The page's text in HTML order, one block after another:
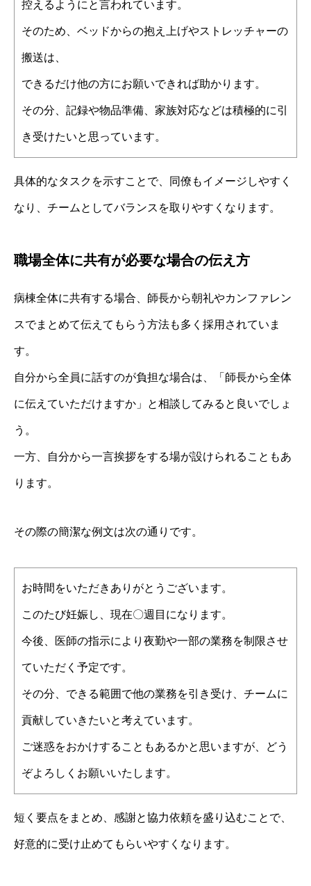
控えるようにと言われています。
そのため、ベッドからの抱え上げやストレッチャーの
搬送は、
できるだけ他の方にお願いできれば助かります。
その分、記録や物品準備、家族対応などは積極的に引
き受けたいと思っています。
具体的なタスクを示すことで、同僚もイメージしやすく
なり、チームとしてバランスを取りやすくなります。
職場全体に共有が必要な場合の伝え方
病棟全体に共有する場合、師長から朝礼やカンファレン
スでまとめて伝えてもらう方法も多く採用されていま
す。
自分から全員に話すのが負担な場合は、「師長から全体
に伝えていただけますか」と相談してみると良いでしょ
う。
一方、自分から一言挨拶をする場が設けられることもあ
ります。
その際の簡潔な例文は次の通りです。
お時間をいただきありがとうございます。
このたび妊娠し、現在〇週目になります。
今後、医師の指示により夜勤や一部の業務を制限させ
ていただく予定です。
その分、できる範囲で他の業務を引き受け、チームに
貢献していきたいと考えています。
ご迷惑をおかけすることもあるかと思いますが、どう
ぞよろしくお願いいたします。
短く要点をまとめ、感謝と協力依頼を盛り込むことで、
好意的に受け止めてもらいやすくなります。